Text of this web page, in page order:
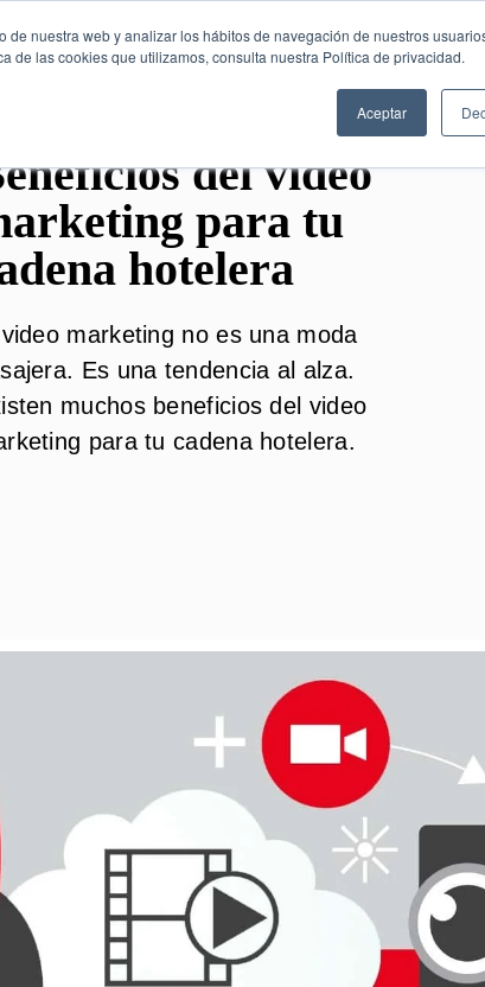
nuestra web y analizar los hábitos de navegación de nuestros
de las cookies que utilizamos, consulta nuestra Política de privacidad.
Aceptar
del video
para tu
hotelera
marketing no es una moda
Es una tendencia al alza.
muchos beneficios del video
para tu cadena hotelera.